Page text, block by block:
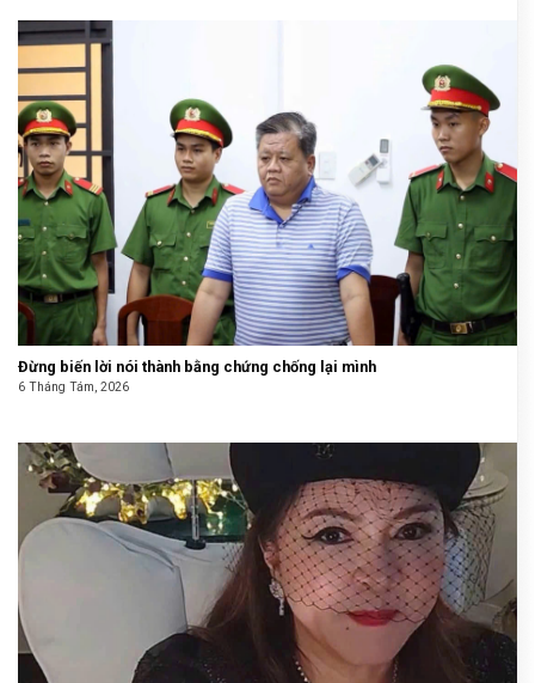
Đừng biến lời nói thành bằng chứng chống lại mình
6 Tháng Tám, 2026